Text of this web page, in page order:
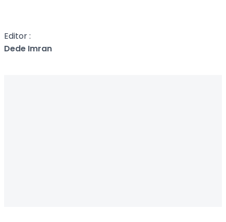
Editor :
Dede Imran